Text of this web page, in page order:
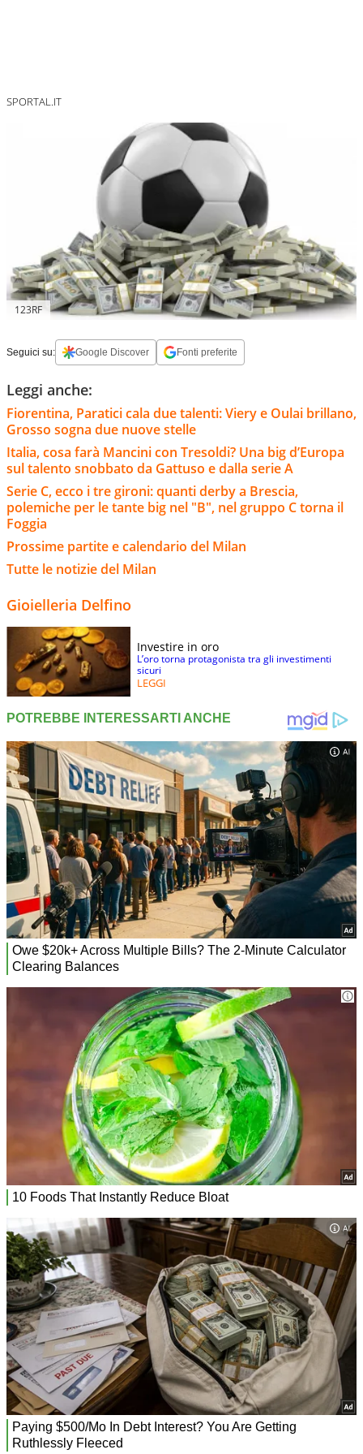
SPORTAL.IT
123RF
Seguici su: Google Discover Fonti preferite
Leggi anche:
Fiorentina, Paratici cala due talenti: Viery e Oulai brillano,
Grosso sogna due nuove stelle
Italia, cosa farà Mancini con Tresoldi? Una big d’Europa
sul talento snobbato da Gattuso e dalla serie A
Serie C, ecco i tre gironi: quanti derby a Brescia,
polemiche per le tante big nel "B", nel gruppo C torna il
Foggia
Prossime partite e calendario del Milan
Tutte le notizie del Milan
Gioielleria Delfino
Investire in oro
L’oro torna protagonista tra gli investimenti
sicuri
LEGGI